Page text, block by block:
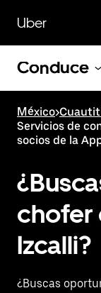
contenido
principal
Uber
Conduce
México>
Servicios de
socios de la
chofer
Izcalli?
¿Buscas